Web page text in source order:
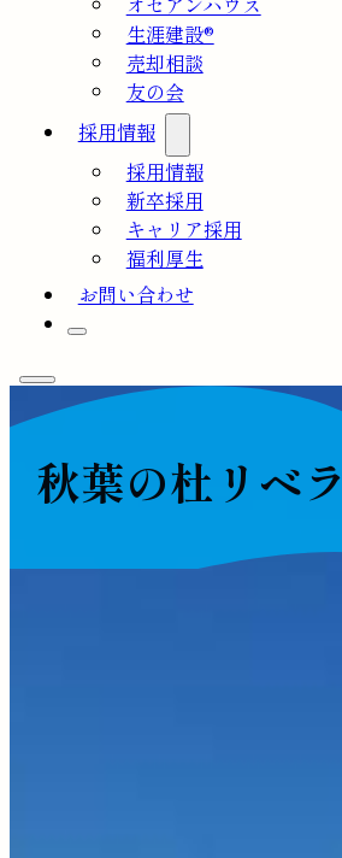
生涯建設®
売却相談
友の会
採用情報
採用情報
新卒採用
キャリア採用
福利厚生
お問い合わせ
秋葉の杜リベラ